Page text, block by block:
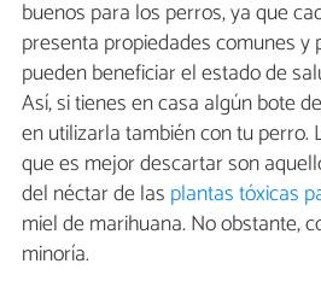
buenos para los perros, ya que
presenta propiedades comunes y
pueden beneficiar el estado de
Así, si tienes en casa algún bote
en utilizarla también con tu perro.
que es mejor descartar son
del néctar de las plantas tóxicas
miel de marihuana. No obstante,
minoría.